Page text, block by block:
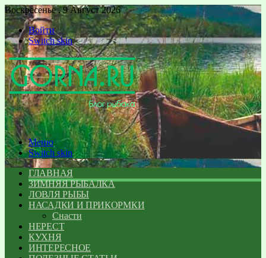
Воскресенье , 9 Август 2026
Войти
Switch skin
Меню
Switch skin
ГЛАВНАЯ
ЗИМНЯЯ РЫБАЛКА
ЛОВЛЯ РЫБЫ
НАСАДКИ И ПРИКОРМКИ
Снасти
НЕРЕСТ
КУХНЯ
ИНТЕРЕСНОЕ